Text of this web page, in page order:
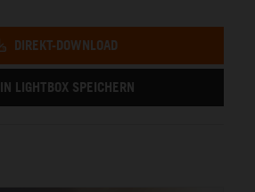
DIREKT-DOWNLOAD
IN LIGHTBOX SPEICHERN